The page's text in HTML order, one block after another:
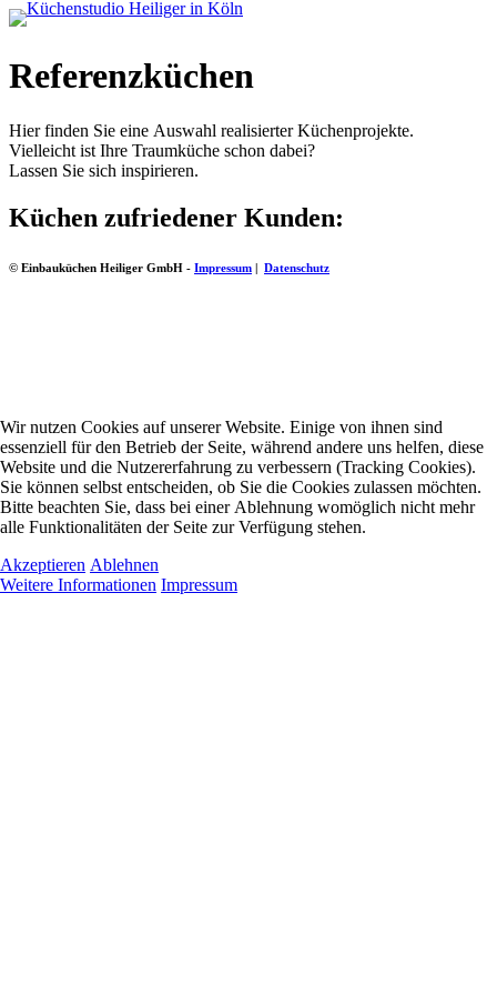
Referenzküchen
Hier finden Sie eine Auswahl realisierter Küchenprojekte.
Vielleicht ist Ihre Traumküche schon dabei?
Lassen Sie sich inspirieren.
Küchen zufriedener Kunden:
© Einbauküchen Heiliger GmbH - Impressum | Datenschutz
Wir nutzen Cookies auf unserer Website. Einige von ihnen sind
essenziell für den Betrieb der Seite, während andere uns helfen, diese
Website und die Nutzererfahrung zu verbessern (Tracking Cookies).
Sie können selbst entscheiden, ob Sie die Cookies zulassen möchten.
Bitte beachten Sie, dass bei einer Ablehnung womöglich nicht mehr
alle Funktionalitäten der Seite zur Verfügung stehen.
Akzeptieren Ablehnen
Weitere Informationen Impressum